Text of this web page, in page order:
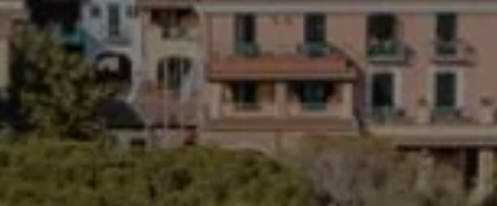
PRENOTA